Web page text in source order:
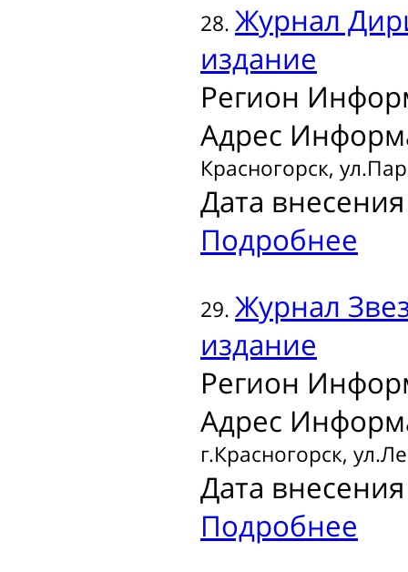
28. Журнал
издание
Регион
Адрес
Красногорск,
Дата
Подробнее
29. Журнал
издание
Регион
Адрес
г.Красногорск,
Дата
Подробнее